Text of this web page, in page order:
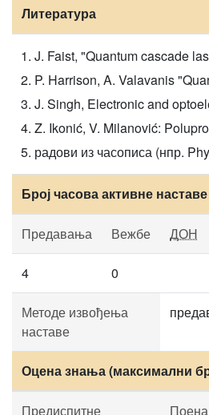
Литература
J. Faist, "Quantum cascade
P. Harrison, A. Valavanis
J. Singh, Electronic and
Z. Ikonić, V. Milanović:
радови из часописа (нпр.
Број часова активне
Предавања Вежбе ДОН
4 0
Методе извођења
наставе
Оцена знања (максимални
Предиспитне
Поена